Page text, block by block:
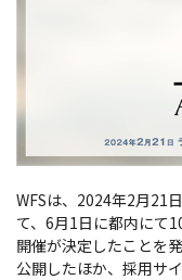
WFSは、2024年2月21
て、6月1日に都内にて
開催が決定したことを
公開したほか、採用サ